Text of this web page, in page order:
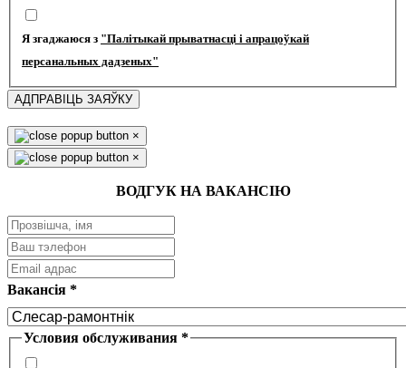
Я згаджаюся з "Палітыкай прыватнасці і апрацоўкай
персанальных дадзеных"
АДПРАВІЦЬ ЗАЯЎКУ
×
×
ВОДГУК НА ВАКАНСІЮ
Вакансія *
Условия обслуживания *